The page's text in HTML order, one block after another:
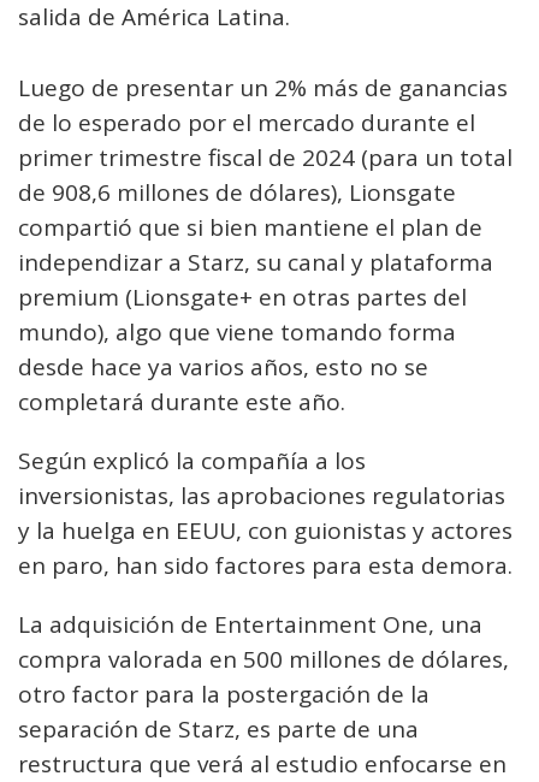
salida de América Latina.
Luego de presentar un 2% más de ganancias
de lo esperado por el mercado durante el
primer trimestre fiscal de 2024 (para un total
de 908,6 millones de dólares), Lionsgate
compartió que si bien mantiene el plan de
independizar a Starz, su canal y plataforma
premium (Lionsgate+ en otras partes del
mundo), algo que viene tomando forma
desde hace ya varios años, esto no se
completará durante este año.
Según explicó la compañía a los
inversionistas, las aprobaciones regulatorias
y la huelga en EEUU, con guionistas y actores
en paro, han sido factores para esta demora.
La adquisición de Entertainment One, una
compra valorada en 500 millones de dólares,
otro factor para la postergación de la
separación de Starz, es parte de una
restructura que verá al estudio enfocarse en